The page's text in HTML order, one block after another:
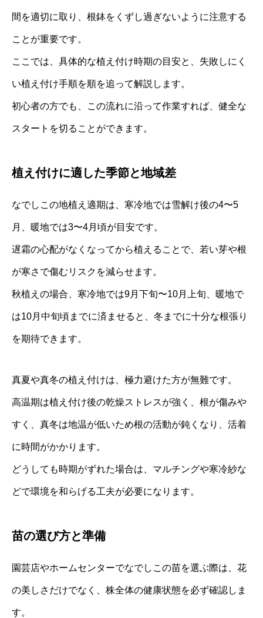
間を適切に取り、根鉢をくずし過ぎないように注意する
ことが重要です。
ここでは、具体的な植え付け時期の目安と、失敗しにく
い植え付け手順を順を追って解説します。
初心者の方でも、この流れに沿って作業すれば、健全な
スタートを切ることができます。
植え付けに適した季節と地域差
なでしこの地植え適期は、寒冷地では雪解け後の4〜5
月、暖地では3〜4月頃が目安です。
遅霜の心配がなくなってから植えることで、若い芽や根
が寒さで傷むリスクを減らせます。
秋植えの場合、寒冷地では9月下旬〜10月上旬、暖地で
は10月中旬頃までに済ませると、冬までに十分な根張り
を期待できます。
真夏や真冬の植え付けは、極力避けた方が無難です。
高温期は植え付け後の乾燥ストレスが強く、根が傷みや
すく、真冬は地温が低いため根の活動が鈍くなり、活着
に時間がかかります。
どうしても時期がずれた場合は、マルチングや寒冷紗な
どで環境を和らげる工夫が必要になります。
苗の選び方と準備
園芸店やホームセンターでなでしこの苗を選ぶ際は、花
の美しさだけでなく、株全体の健康状態を必ず確認しま
す。